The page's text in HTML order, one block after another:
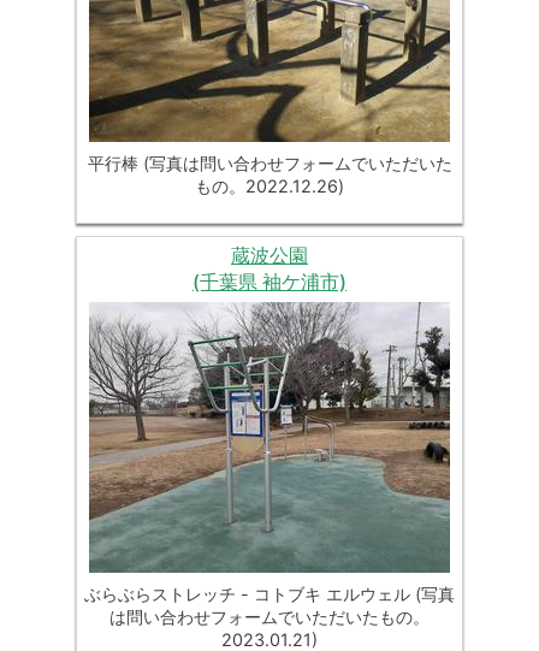
平行棒 (写真は問い合わせフォームでいただいた
もの。2022.12.26)
蔵波公園
(千葉県 袖ケ浦市)
ぶらぶらストレッチ - コトブキ エルウェル (写真
は問い合わせフォームでいただいたもの。
2023.01.21)